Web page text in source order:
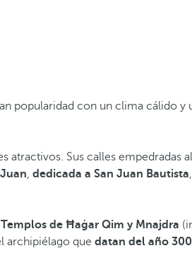
popularidad con un clima cálido y
atractivos. Sus calles empedradas
, dedicada a San Juan Bautista
Templos de Ħaġar Qim y Mnajdra
archipiélago que datan del año